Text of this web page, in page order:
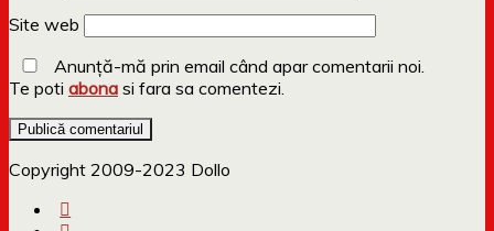
Site web
Anunță-mă prin email când apar comentarii noi.
Te poti abona si fara sa comentezi.
Copyright 2009-2023 Dollo